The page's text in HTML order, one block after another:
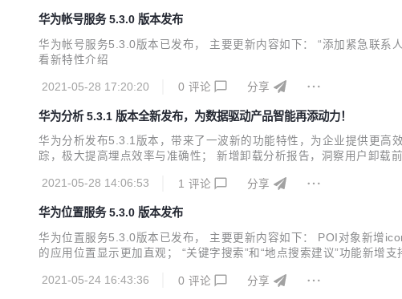
华为帐号服务 5.3.0 版本发布
华为帐号服务5.3.0版本已发布， 主要更新内容如下： “添加紧急联系
看新特性介绍
2021-05-28 17:20:20 0 评论 分享
华为分析 5.3.1 版本全新发布，为数据驱动产品智能再添动力！
华为分析发布5.3.1版本，带来了一波新的功能特性，为企业提供更高
踪，极大提高埋点效率与准确性； 新增卸载分析报告，洞察用户卸载
力多维度、深度洞察用户特征与精准营销； 路径分析支持查看特定起始
2021-05-28 14:06:53 1 评论 分享
华为位置服务 5.3.0 版本发布
华为位置服务5.3.0版本已发布， 主要更新内容如下： POI对象新增
的应用位置显示更加直观； “关键字搜索”和“地点搜索建议”功能新增
2021-05-24 16:43:36 0 评论 分享